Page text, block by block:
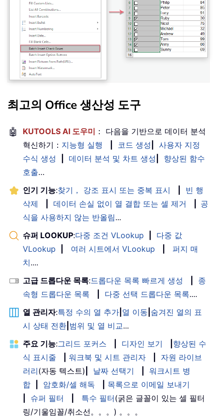
최고의 Office 생산성 도구
🤖 KUTOOLS AI 도우미 ： 다음을 기반으로 데이터 분석
혁신하기： 지능형 실행 코드 생성
사용자 지정
수식 생성
데이터 분석 및 차트 생성
향상된 함수
호출…
인기 기능:찾기， 강조 표시 또는 중복 표시
빈 행
삭제
데이터 손실 없이 열 결합 또는 셀 제거
공
식을 사용하지 않는 반올림...
슈퍼 LOOKUP:다중 조건 VLookup
다중 값
VLookup
여러 시트에서 VLookup
퍼지 매
치....
고급 드롭다운 목록:드롭다운 목록 빠르게 생성
종
속형 드롭다운 목록
다중 선택 드롭다운 목록....
열 관리자:특정 수의 열 추가 열 이동 숨겨진 열의 표
시 상태 전환 범위 및 열 비교...
주요 기능:그리드 포커스 디자인 보기
향상된 수
식 표시줄
워크북 및 시트 관리자
자원 라이브
러리(자동 텍스트) 날짜 선택기
워크시트 병
합
암호화/셀 해독
목록으로 이메일 보내기
슈퍼 필터 특수 필터(굵은 글꼴이 있는 셀 필터
링/기울임꼴/취소선。。。) 。。。